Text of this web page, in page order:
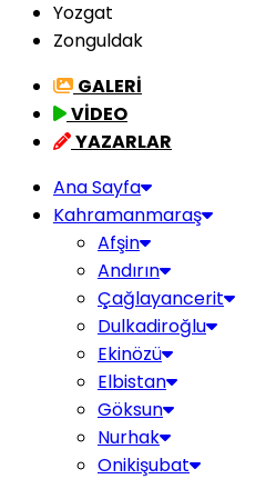
Yozgat
Zonguldak
GALERİ
VİDEO
YAZARLAR
Ana Sayfa
Kahramanmaraş
Afşin
Andırın
Çağlayancerit
Dulkadiroğlu
Ekinözü
Elbistan
Göksun
Nurhak
Onikişubat